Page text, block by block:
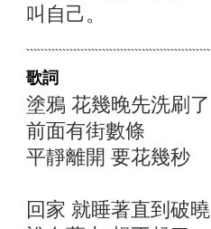
叫自己。
歌詞
塗鴉 花幾晚先洗刷了
前面有街數條
平靜離開 要花幾秒
回家 就睡著直到破曉